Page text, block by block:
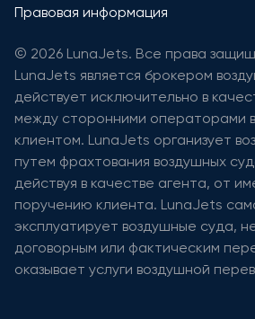
Правовая информация
© 2026 LunaJets. Все права
LunaJets является брокером
действует исключительно в
между сторонними операторами
клиентом. LunaJets организует
путем фрахтования воздушных
действуя в качестве агента, от
поручению клиента. LunaJets
эксплуатирует воздушные суда,
договорным или фактическим
оказывает услуги воздушной